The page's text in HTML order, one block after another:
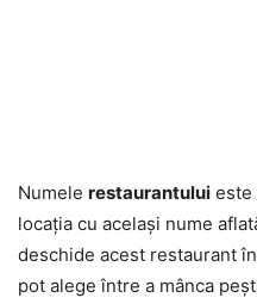
Numele restaurantului este
locaţia cu acelaşi nume
deschide acest restaurant
pot alege între a mânca